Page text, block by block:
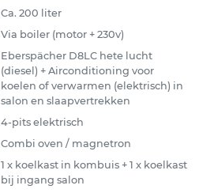
Ca. 200 liter
Via boiler (motor + 230v)
Eberspächer D8LC hete lucht
(diesel) + Airconditioning voor
koelen of verwarmen (elektrisch) in
salon en slaapvertrekken
4-pits elektrisch
Combi oven / magnetron
1 x koelkast in kombuis + 1 x koelkast
bij ingang salon